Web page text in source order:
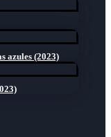
azules (2023)